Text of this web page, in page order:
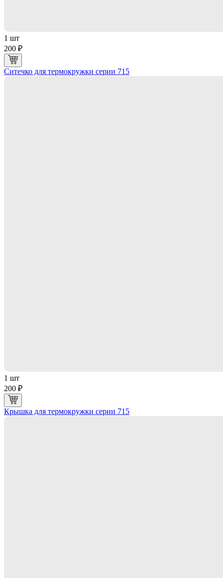
1 шт
200 ₽
Ситечко для термокружки серии 715
1 шт
200 ₽
Крышка для термокружки серии 715